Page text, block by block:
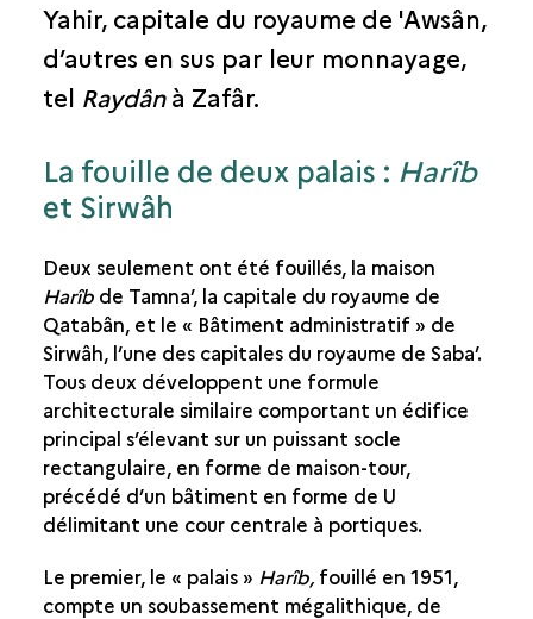
LES AUTRES PALAIS
Yahir, capitale du royaume de 'Awsân,
d’autres en sus par leur monnayage,
tel Raydânà Zafâr.
La fouille de deux palais : Harîb
et Sirwâh
Deux seulement ont été fouillés, la maison
Harîbde Tamna’, la capitale du royaume de
Qatabân, et le « Bâtiment administratif » de
Sirwâh, l’une des capitales du royaume de Saba’.
Tous deux développent une formule
architecturale similaire comportant un édifice
principal s’élevant sur un puissant socle
rectangulaire, en forme de maison-tour,
précédé d’un bâtiment en forme de U
délimitant une cour centrale à portiques.
Le premier, le « palais » Harîb,fouillé en 1951,
compte un soubassement mégalithique, de